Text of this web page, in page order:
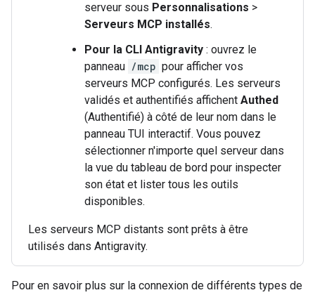
serveur sous Personnalisations >
Serveurs MCP installés.
Pour la CLI Antigravity : ouvrez le
panneau /mcp pour afficher vos
serveurs MCP configurés. Les serveurs
validés et authentifiés affichent Authed
(Authentifié) à côté de leur nom dans le
panneau TUI interactif. Vous pouvez
sélectionner n'importe quel serveur dans
la vue du tableau de bord pour inspecter
son état et lister tous les outils
disponibles.
Les serveurs MCP distants sont prêts à être
utilisés dans Antigravity.
Pour en savoir plus sur la connexion de différents types de